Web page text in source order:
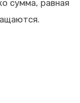
сумма, равная